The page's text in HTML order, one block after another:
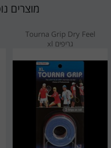
מוצרים
Tourna Grip Dry Feel
גריפים xl